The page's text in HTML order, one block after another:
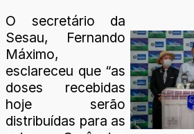
O secretário da
Sesau, Fernando
Máximo,
esclareceu que “as
doses recebidas
hoje serão
distribuídas para as